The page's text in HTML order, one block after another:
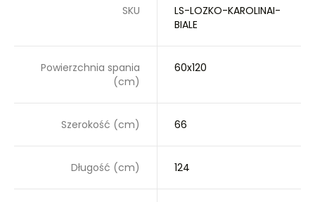
SKU
LS-LOZKO-KAROLINAI-
BIALE
Powierzchnia spania
(cm)
60x120
Szerokość (cm) 66
Długość (cm) 124